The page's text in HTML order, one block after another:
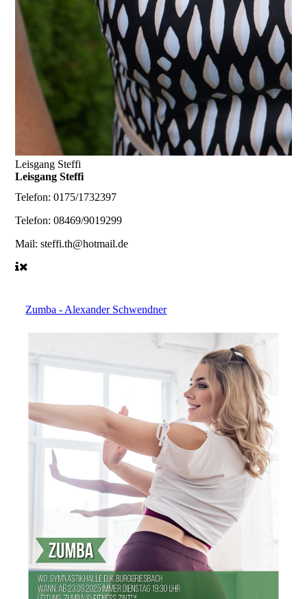
Leisgang Steffi
Leisgang Steffi
Telefon:0175/1732397
Telefon:08469/9019299
Mail:steffi.th@hotmail.de
Zumba - Alexander Schwendner